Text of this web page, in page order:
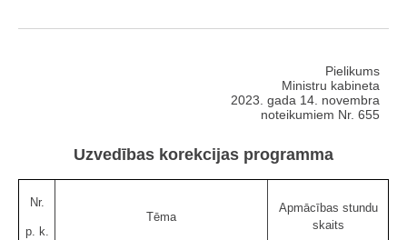
Pielikums
Ministru kabineta
2023. gada 14. novembra
noteikumiem Nr. 655
Uzvedības korekcijas programma
Nr.
p. k.
Tēma
Apmācības stundu
skaits